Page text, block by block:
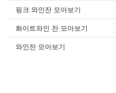
핑크 와인잔 모아보기
화이트와인 잔 모아보기
와인잔 모아보기